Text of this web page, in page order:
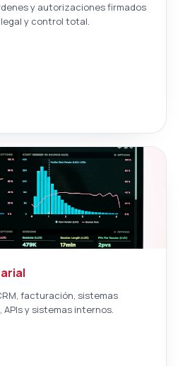
y autorizaciones firmados
y control total.
facturación, sistemas
y sistemas internos.